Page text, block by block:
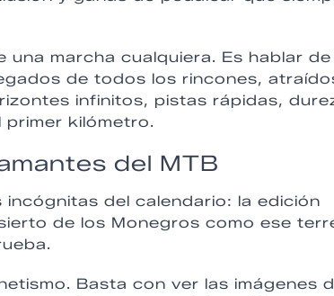
marcha cualquiera. Es hablar de
de todos los rincones,
infinitos, pistas rápidas,
kilómetro.
del MTB
del calendario: la edición
de los Monegros como ese
Basta con ver las imágenes